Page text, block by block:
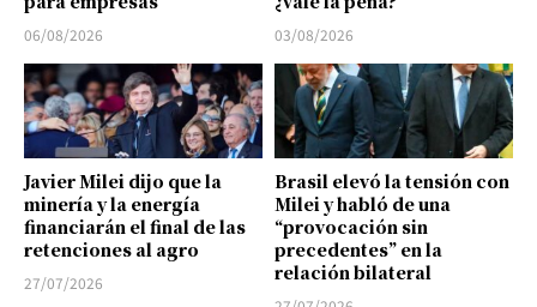
06/08/2026 03/08/2026
Javier Milei dijo que la
minería y la energía
financiarán el final de las
retenciones al agro
27/07/2026
Brasil elevó la tensión con
Milei y habló de una
“provocación sin
precedentes” en la
relación bilateral